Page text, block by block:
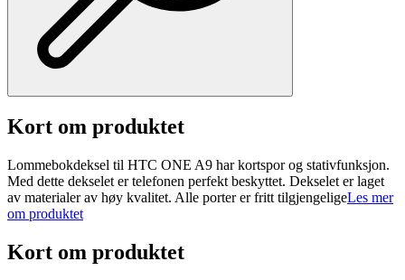
Kort om produktet
Lommebokdeksel til HTC ONE A9 har kortspor og stativfunksjon.
Med dette dekselet er telefonen perfekt beskyttet. Dekselet er laget
av materialer av høy kvalitet. Alle porter er fritt tilgjengeligeLes mer
om produktet
Kort om produktet